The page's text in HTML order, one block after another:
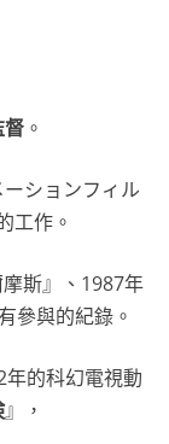
督 。
ションフィル
工作。
斯』、1987年
參與的紀錄。
年的科幻電視動
』，